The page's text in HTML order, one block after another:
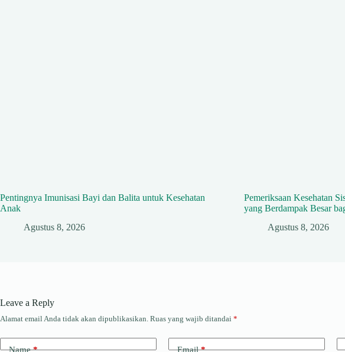
Pentingnya Imunisasi Bayi dan Balita untuk Kesehatan
Anak
Agustus 8, 2026
Pemeriksaan Kesehatan
yang Berdampak Besar
Agustus 8, 2026
Leave a Reply
Alamat email Anda tidak akan dipublikasikan. Ruas yang wajib ditandai *
Name* Email*